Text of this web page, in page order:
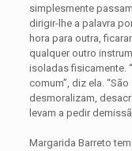
simplesmente
dirigir-lhe a palavra
hora para outra,
qualquer outro
isoladas fisicamente.
comum”, diz ela.
desmoralizam,
levam a pedir
Margarida Barreto